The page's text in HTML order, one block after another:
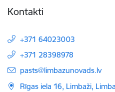
Kontakti
+371 64023003
+371 28398978
E-pasts:
pasts@limbazunovads.lv
Rīgas iela 16, Limbaži,